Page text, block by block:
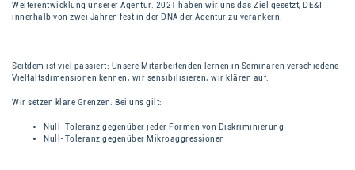
Weiterentwicklung unserer Agentur. 2021 haben wir uns das Ziel gesetzt, DE&I
innerhalb von zwei Jahren fest in der DNA der Agentur zu verankern.
Seitdem ist viel passiert: Unsere Mitarbeitenden lernen in Seminaren verschiedene
Vielfaltsdimensionen kennen; wir sensibilisieren; wir klären auf.
Wir setzen klare Grenzen. Bei uns gilt:
Null-Toleranz gegenüber jeder Formen von Diskriminierung
Null-Toleranz gegenüber Mikroaggressionen